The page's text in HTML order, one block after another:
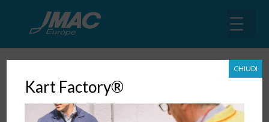
Kart Factory®
CHIUDI